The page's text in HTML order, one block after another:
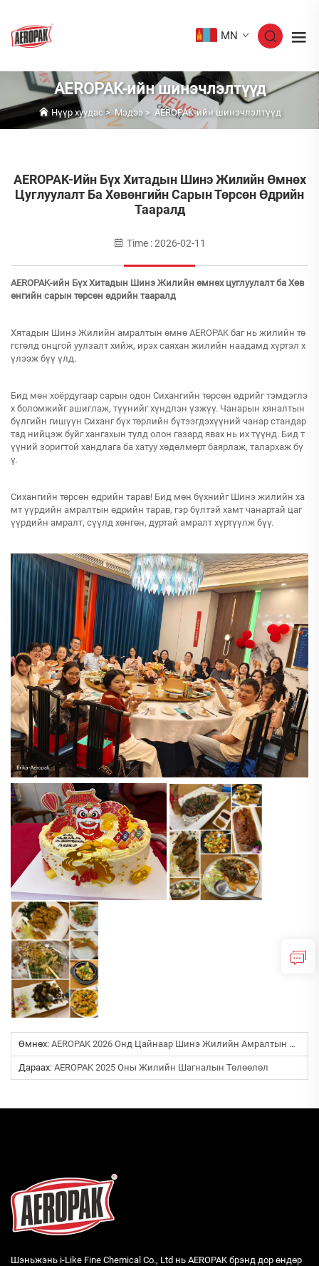
MN
AEROPAK-ийн шинэчлэлтүүд
Нүүр хуудас>Мэдээ> AEROPAK-ийн шинэчлэлтүүд
AEROPAK-Ийн Бүх Хитадын Шинэ Жилийн Өмнөх
Цуглуулалт Ба Хөвөнгийн Сарын Төрсөн Өдрийн
Тааралд
Time : 2026-02-11
AEROPAK-ийн Бүх Хитадын Шинэ Жилийн өмнөх цуглуулалт ба Хөв
өнгийн сарын төрсөн өдрийн тааралд
Хятадын Шинэ Жилийн амралтын өмнө AEROPAK баг нь жилийн тө
гсгөлд онцгой уулзалт хийж, ирэх саяхан жилийн наадамд хүртэл х
үлээж бүү үлд.
Бид мөн хоёрдугаар сарын одон Сихангийн төрсөн өдрийг тэмдэглэ
х боломжийг ашиглаж, түүнийг хүндлэн үзжүү. Чанарын хяналтын
бүлгийн гишүүн Сиханг бүх төрлийн бүтээгдэхүүний чанар стандар
тад нийцэж буйг хангахын тулд олон газард явах нь их түүнд. Бид т
үүний зоригтой хандлага ба хатуу хөдөлмөрт баярлаж, талархаж бү
ү.
Сихангийн төрсөн өдрийн тарав! Бид мөн бүхнийг Шинэ жилийн ха
мт үүрдийн амралтын өдрийн тарав, гэр бүлтэй хамт чанартай цаг
үүрдийн амралт, сүүлд хөнгөн, дуртай амралт хүртүүлж бүү.
Өмнөх: AEROPAK 2026 Онд Цайнаар Шинэ Жилийн Амралтын Мэдээлэл
Дараах: AEROPAK 2025 Оны Жилийн Шагналын Төлөөлөл
Шэньжэнь i-Like Fine Chemical Co., Ltd нь AEROPAK брэнд дор өндөр